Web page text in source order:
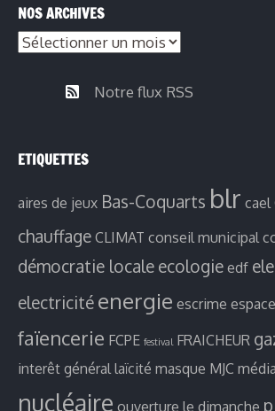
NOS ARCHIVES
Notre flux RSS
ETIQUETTES
aires de jeux Bas-Coquarts blr cael
chauffage CLIMAT conseil municipal
démocratie locale ecologie edf
electricité energie escrime
faïencerie FCPE festival FRAICHEUR
interêt général laïcité masque MJC
nucléaire ouverture le dimanche